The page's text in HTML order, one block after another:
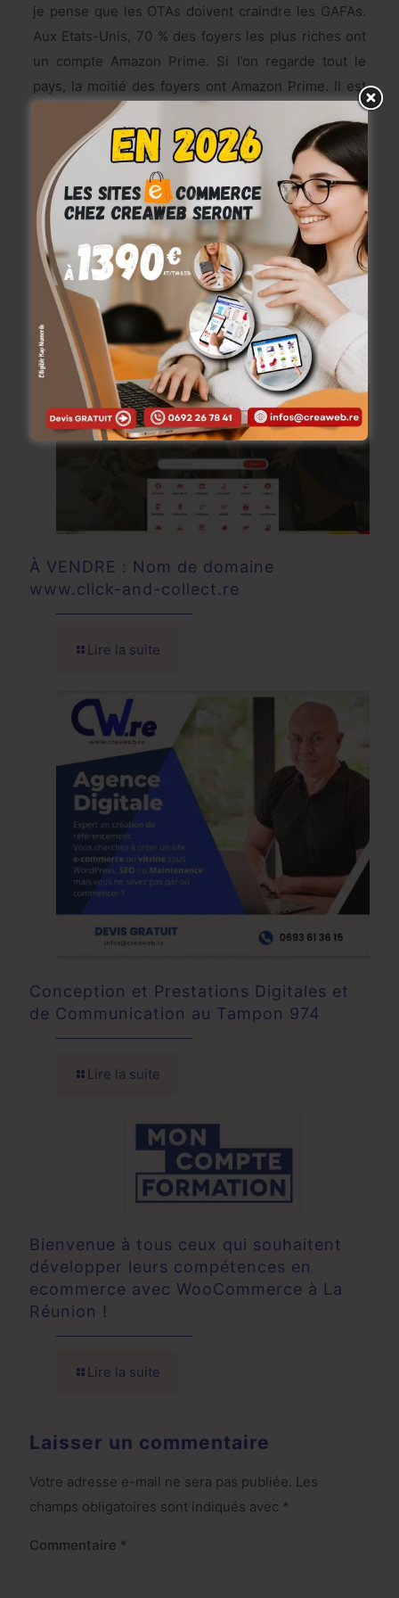
je pense que les OTAs doivent craindre les GAFAs.
Aux Etats-Unis, 70 % des foyers les plus riches ont
un compte Amazon Prime. Si l’on regarde tout le
pays, la moitié des foyers ont Amazon Prime. Il est
donc facile de s’imaginer à quel point ils sont
puissants. S’ils choisissaient d’entrer sur le marché
hôtelier et de devenir une market place, ils
pourraient facilement le faire. Je pense d’ailleurs
que ce n’est pas si mais quand. Leur CEO l’a déjà dit,
ils veulent tout vendre. »
Source: Hospitality-on
Poste relatifs
À VENDRE : Nom de domaine
www.click-and-collect.re
Lire la suite
Conception et Prestations Digitales et
de Communication au Tampon 974
Lire la suite
Bienvenue à tous ceux qui souhaitent
développer leurs compétences en
ecommerce avec WooCommerce à La
Réunion !
Lire la suite
Laisser un commentaire
Votre adresse e-mail ne sera pas publiée. Les
champs obligatoires sont indiqués avec *
Commentaire *